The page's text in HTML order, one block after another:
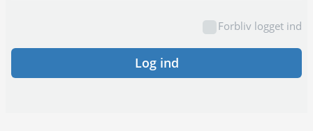
Forbliv logget ind
Log ind